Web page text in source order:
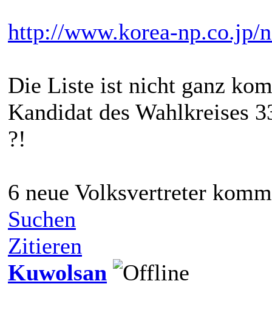
http://www.korea-np.co.jp/
Die Liste ist nicht ganz
Kandidat des Wahlkreises
?!
6 neue Volksvertreter
Suchen
Zitieren
Kuwolsan